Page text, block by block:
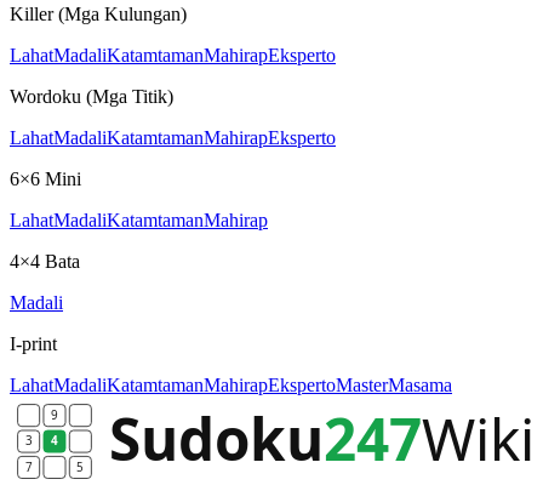
Killer (Mga Kulungan)
LahatMadaliKatamtamanMahirapEksperto
Wordoku (Mga Titik)
LahatMadaliKatamtamanMahirapEksperto
6×6 Mini
LahatMadaliKatamtamanMahirap
4×4 Bata
Madali
I-print
LahatMadaliKatamtamanMahirapEkspertoMasterMasama